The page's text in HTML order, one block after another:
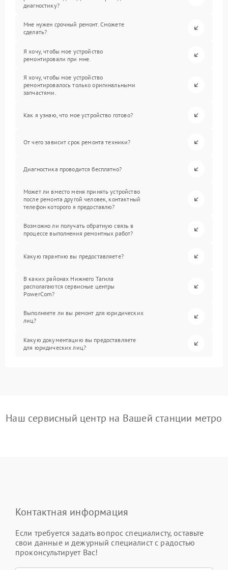
диагностику?
Мне нужен срочный ремонт. Сможете
сделать?
Я хочу, чтобы мое устройство
ремонтировали при мне.
Я хочу, чтобы мое устройство
ремонтировалось только оригинальными
запчастями.
Как я узнаю, что мое устройство готово?
От чего зависит срок ремонта техники?
Диагностика проводится бесплатно?
Может ли вместо меня принять устройство
после ремонта другой человек, контактный
телефон которого я предоставлю?
Возможно ли получать обратную связь в
процессе выполнения ремонтных работ?
Какую гарантию вы предоставляете?
В каких районах Нижнего Тагила
располагаются сервисные центры
PowerCom?
Выполняете ли вы ремонт для юридических
лиц?
Какую документацию вы предоставляете
для юридических лиц?
Наш сервисный центр на Вашей станции метро
Контактная информация
Если требуется задать вопрос специалисту, оставьте
свои данные и дежурный специалист с радостью
проконсультирует Вас!